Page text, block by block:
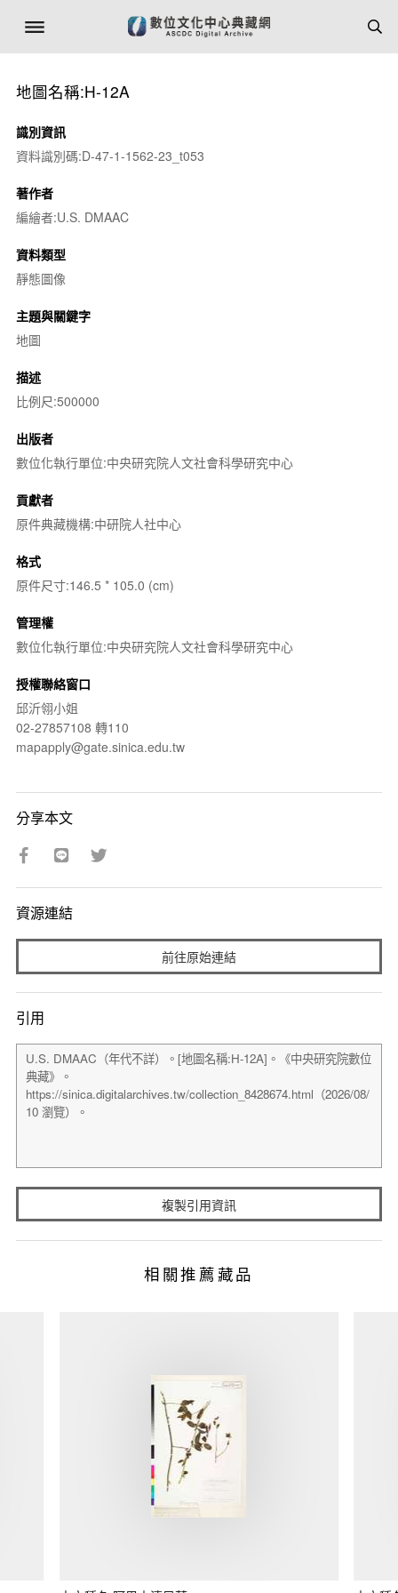
地圖名稱:H-12A
識別資訊
資料識別碼:D-47-1-1562-23_t053
著作者
編繪者:U.S. DMAAC
資料類型
靜態圖像
主題與關鍵字
地圖
描述
比例尺:500000
出版者
數位化執行單位:中央研究院人文社會科學研究中心
貢獻者
原件典藏機構:中研院人社中心
格式
原件尺寸:146.5 * 105.0 (cm)
管理權
數位化執行單位:中央研究院人文社會科學研究中心
授權聯絡窗口
邱沂翎小姐
02-27857108 轉110
mapapply@gate.sinica.edu.tw
分享本文
資源連結
前往原始連結
引用
複製引用資訊
相關推薦藏品